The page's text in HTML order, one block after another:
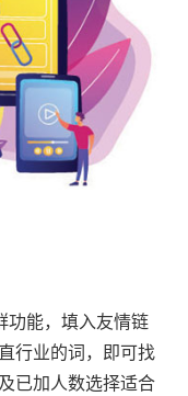
功能，填入友情链
行业的词，即可找
已加人数选择适合